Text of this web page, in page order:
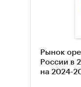
Рынок
России в
на 2024-